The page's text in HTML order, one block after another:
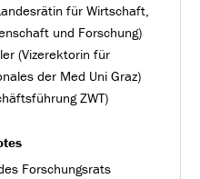
für Wirtschaft,
und Forschung)
(Vizerektorin für
der Med Uni Graz)
ZWT)
Forschungsrats